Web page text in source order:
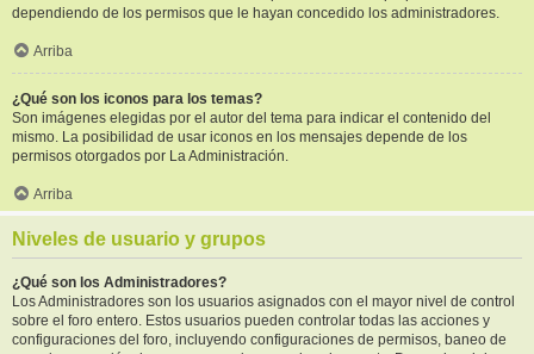
dependiendo de los permisos que le hayan concedido los administradores.
Arriba
¿Qué son los iconos para los temas?
Son imágenes elegidas por el autor del tema para indicar el contenido del
mismo. La posibilidad de usar iconos en los mensajes depende de los
permisos otorgados por La Administración.
Arriba
Niveles de usuario y grupos
¿Qué son los Administradores?
Los Administradores son los usuarios asignados con el mayor nivel de control
sobre el foro entero. Estos usuarios pueden controlar todas las acciones y
configuraciones del foro, incluyendo configuraciones de permisos, baneo de